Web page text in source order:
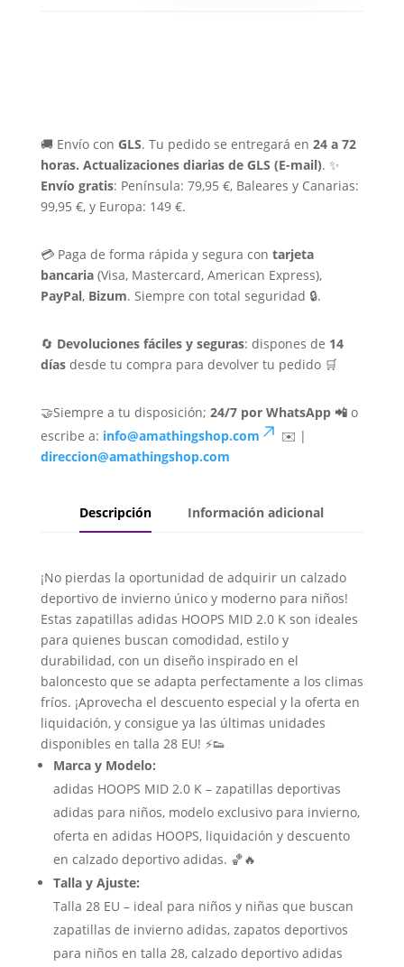
🚚 Envío con GLS. Tu pedido se entregará en 24 a 72
horas. Actualizaciones diarias de GLS (E-mail). ✨
Envío gratis: Península: 79,95 €, Baleares y Canarias:
99,95 €, y Europa: 149 €.
💳 Paga de forma rápida y segura con tarjeta
bancaria(Visa, Mastercard, American Express),
PayPal, Bizum. Siempre con total seguridad 🔒.
🔄 Devoluciones fáciles y seguras: dispones de 14
díasdesde tu compra para devolver tu pedido 🛒
🤝Siempre a tu disposición; 24/7 por WhatsApp 📲o
escribe a: info@amathingshop.com
✉️ |
direccion@amathingshop.com
Descripción Información adicional
¡No pierdas la oportunidad de adquirir un calzado
deportivo de invierno único y moderno para niños!
Estas zapatillas adidas HOOPS MID 2.0 K son ideales
para quienes buscan comodidad, estilo y
durabilidad, con un diseño inspirado en el
baloncesto que se adapta perfectamente a los climas
fríos. ¡Aprovecha el descuento especial y la oferta en
liquidación, y consigue ya las últimas unidades
disponibles en talla 28 EU! ⚡👟
Marca y Modelo:
adidas HOOPS MID 2.0 K – zapatillas deportivas
adidas para niños, modelo exclusivo para invierno,
oferta en adidas HOOPS, liquidación y descuento
en calzado deportivo adidas. 🏀🔥
Talla y Ajuste:
Talla 28 EU – ideal para niños y niñas que buscan
zapatillas de invierno adidas, zapatos deportivos
para niños en talla 28, calzado deportivo adidas